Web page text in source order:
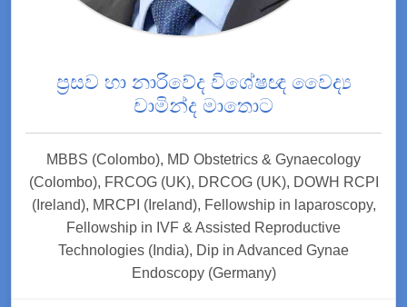
ප්‍රසව හා නාරිවේද විශේෂඥ වෛද්‍ය
චාමින්ද මාතොට
MBBS (Colombo), MD Obstetrics & Gynaecology
(Colombo), FRCOG (UK), DRCOG (UK), DOWH RCPI
(Ireland), MRCPI (Ireland), Fellowship in laparoscopy,
Fellowship in IVF & Assisted Reproductive
Technologies (India), Dip in Advanced Gynae
Endoscopy (Germany)